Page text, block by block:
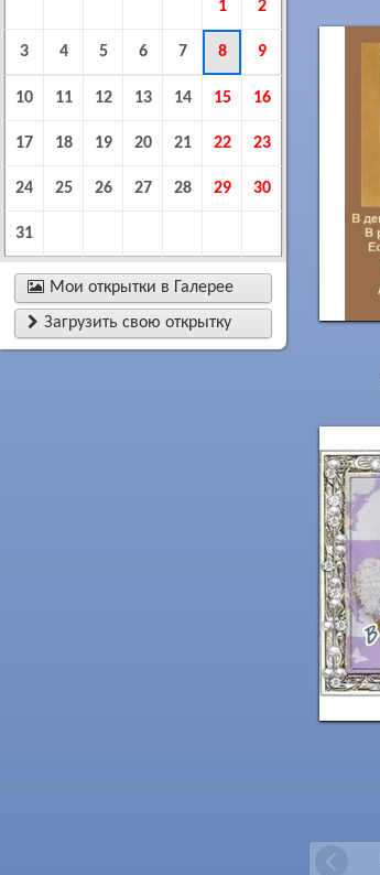
1
2
3 4 5 6 7 8 9
10 11 12 13 14 15 16
17 18 19 20 21 22 23
24 25 26 27 28 29 30
31
 Мои открытки в Галерее
 Загрузить свою открытку